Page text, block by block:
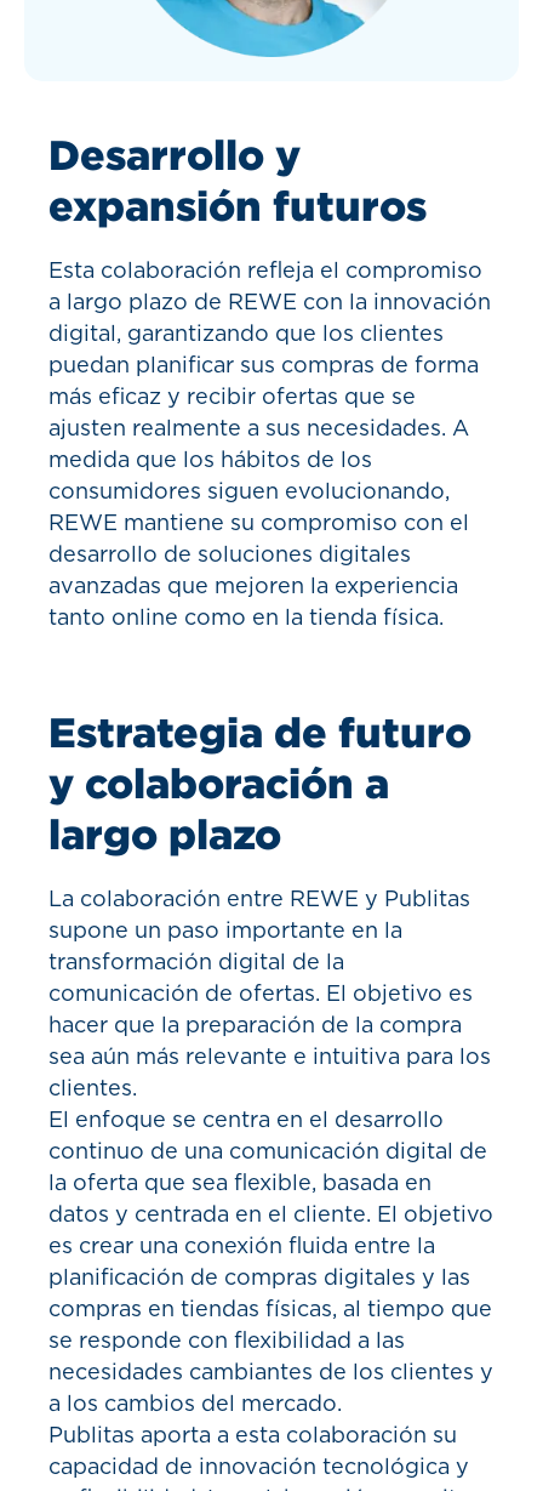
Desarrollo y
expansión futuros
Esta colaboración refleja el compromiso
a largo plazo de REWE con la innovación
digital, garantizando que los clientes
puedan planificar sus compras de forma
más eficaz y recibir ofertas que se
ajusten realmente a sus necesidades. A
medida que los hábitos de los
consumidores siguen evolucionando,
REWE mantiene su compromiso con el
desarrollo de soluciones digitales
avanzadas que mejoren la experiencia
tanto online como en la tienda física.
Estrategia de futuro
y colaboración a
largo plazo
La colaboración entre REWE y Publitas
supone un paso importante en la
transformación digital de la
comunicación de ofertas. El objetivo es
hacer que la preparación de la compra
sea aún más relevante e intuitiva para los
clientes.
El enfoque se centra en el desarrollo
continuo de una comunicación digital de
la oferta que sea flexible, basada en
datos y centrada en el cliente. El objetivo
es crear una conexión fluida entre la
planificación de compras digitales y las
compras en tiendas físicas, al tiempo que
se responde con flexibilidad a las
necesidades cambiantes de los clientes y
a los cambios del mercado.
Publitas aporta a esta colaboración su
capacidad de innovación tecnológica y